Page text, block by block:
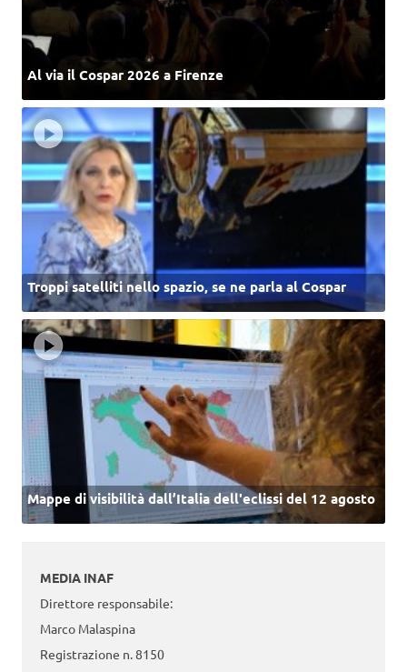
Al via il Cospar 2026 a Firenze
Troppi satelliti nello spazio, se ne parla al Cospar
Mappe di visibilità dall’Italia dell'eclissi del 12 agosto
MEDIA INAF
Direttore responsabile:
Marco Malaspina
Registrazione n. 8150